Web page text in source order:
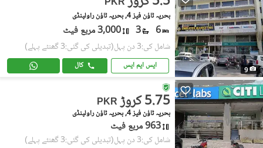
9
بحریہ ٹاؤن فیز 4, بحریہ ٹاؤن راولپنڈی
6
3 3,000 مربع فیٹ
شامل کی:3 دن پہل (تبدیلی کی گئی:3 گھنٹے پہلے)
ایس ایم ایس کال
PKR 5.75 کروڑ
بحریہ ٹاؤن فیز 4, بحریہ ٹاؤن راولپنڈی
963 مربع فیٹ
شامل کی:3 دن پہل (تبدیلی کی گئی:3 گھنٹے پہلے)